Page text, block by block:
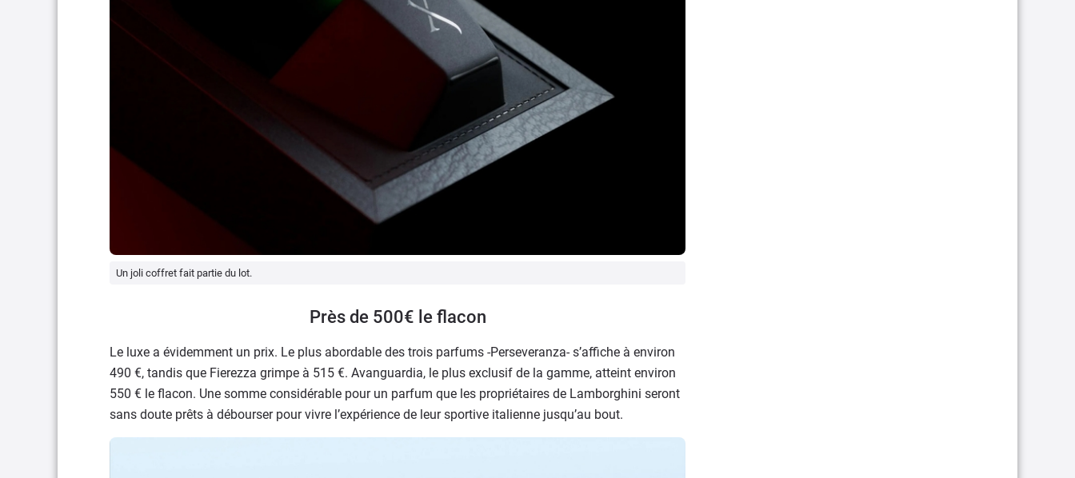
Un joli coffret fait partie du lot.
Près de 500€ le flacon
Le luxe a évidemment un prix. Le plus abordable des trois parfums -Perseveranza- s’affiche à environ
490 €, tandis que Fierezza grimpe à 515 €. Avanguardia, le plus exclusif de la gamme, atteint environ
550 € le flacon. Une somme considérable pour un parfum que les propriétaires de Lamborghini seront
sans doute prêts à débourser pour vivre l’expérience de leur sportive italienne jusqu’au bout.